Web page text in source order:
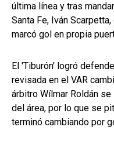
última línea y tras
Santa Fe, Iván
marcó gol en propia
El 'Tiburón' logró
revisada en el VAR
árbitro Wílmar Roldán
del área, por lo que se
terminó cambiando por